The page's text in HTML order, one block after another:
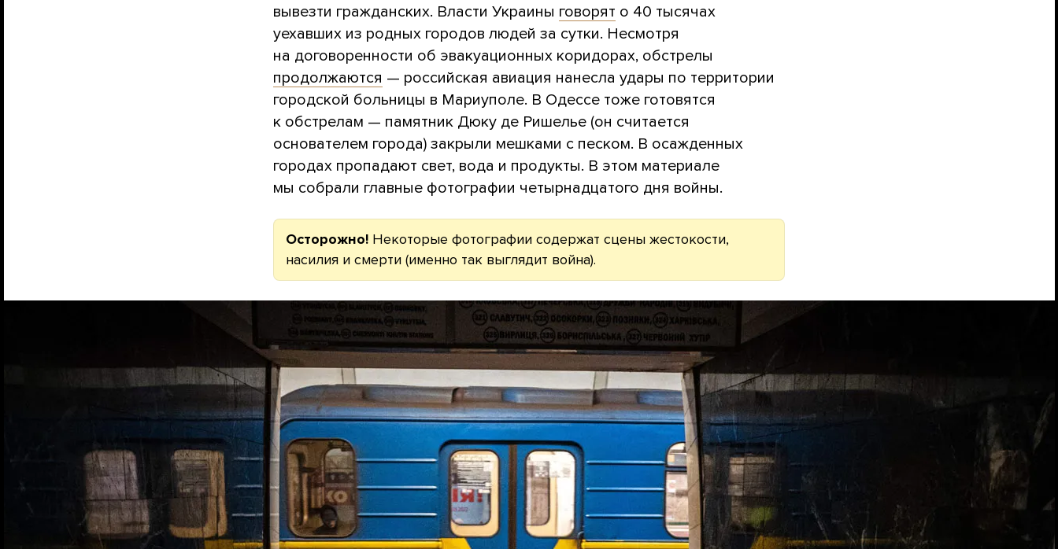
вывезти гражданских. Власти Украины говорят о 40 тысячах
уехавших из родных городов людей за сутки. Несмотря
на договоренности об эвакуационных коридорах, обстрелы
продолжаются — российская авиация нанесла удары по территории
городской больницы в Мариуполе. В Одессе тоже готовятся
к обстрелам — памятник Дюку де Ришелье (он считается
основателем города) закрыли мешками с песком. В осажденных
городах пропадают свет, вода и продукты. В этом материале
мы собрали главные фотографии четырнадцатого дня войны.
Осторожно! Некоторые фотографии содержат сцены жестокости,
насилия и смерти (именно так выглядит война).